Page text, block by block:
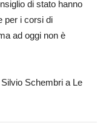
di stato hanno
per i corsi di
ad oggi non è
Schembri a Le